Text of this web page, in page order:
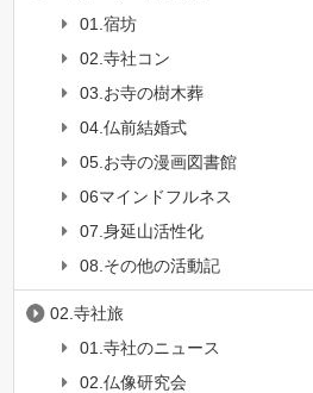
01.宿坊
02.寺社コン
03.お寺の樹木葬
04.仏前結婚式
05.お寺の漫画図書館
06マインドフルネス
07.身延山活性化
08.その他の活動記
02.寺社旅
01.寺社のニュース
02.仏像研究会